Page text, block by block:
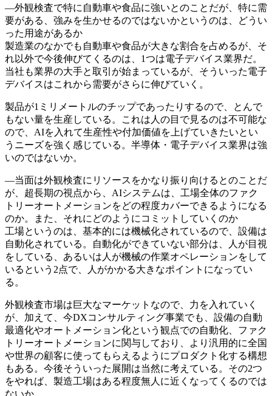
―外観検査で特に自動車や食品に強いとのことだが、特に需
要がある、強みを生かせるのではないかというのは、どうい
った用途があるか
製造業のなかでも自動車や食品が大きな割合を占めるが、そ
れ以外で今後伸びてくるのは、1つは電子デバイス業界だ。
当社も業界の大手と取引が始まっているが、そういった電子
デバイスはこれから需要がさらに伸びていく。
製品が1ミリメートルのチップであったりするので、とんで
もない量を生産している。これは人の目で見るのは不可能な
ので、AIを入れて生産性や付加価値を上げていきたいとい
うニーズを強く感じている。半導体・電子デバイス業界は強
いのではないか。
―当面は外観検査にリソースをかなり振り向けるとのことだ
が、超長期の視点から、AIシステムは、工場全体のファク
トリーオートメーションをどの程度カバーできるようになる
のか。また、それにどのようにコミットしていくのか
工場というのは、基本的には機械化されているので、設備は
自動化されている。自動化ができていない部分は、人が目視
をしている、あるいは人が機械の作業オペレーションをして
いるという2点で、人がかかる大きなポイントになってい
る。
外観検査市場は巨大なマーケットなので、力を入れていく
が、加えて、今DXコンサルティング事業でも、設備の自動
最適化やオートメーション化という観点での自動化、ファク
トリーオートメーションに関与しており、より汎用的に全国
や世界の顧客に使ってもらえるようにプロダクト化する構想
もある。今後そういった展開は当然に考えている。その2つ
をやれば、製造工場はある程度無人に近くなってくるのでは
ないか。